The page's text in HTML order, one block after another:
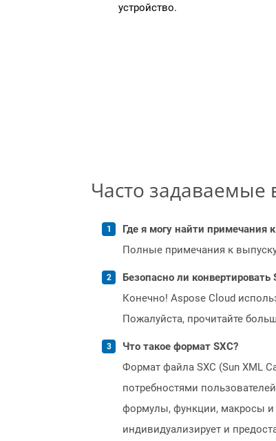
устройство.
Часто задаваемые
Где я могу найти примечания
Полные примечания к
Безопасно ли конвертировать
Конечно! Aspose Cloud
Пожалуйста, прочитайте
Что такое формат SXC?
Формат файла SXC (Sun XML
потребностями
формулы, функции, макросы и
индивидуализирует и